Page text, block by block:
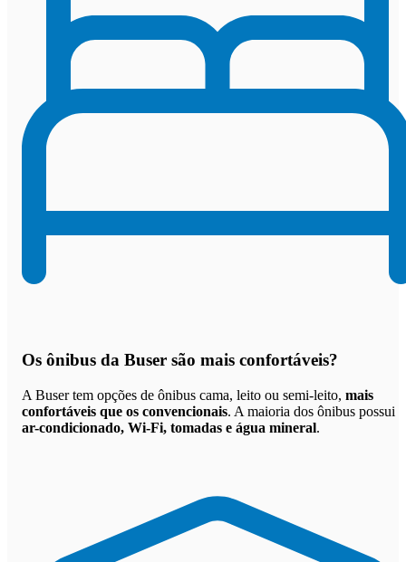
Os ônibus da Buser são mais confortáveis?
A Buser tem opções de ônibus cama, leito ou semi-leito, mais
confortáveis que os convencionais. A maioria dos ônibus possui
ar-condicionado, Wi-Fi, tomadas e água mineral.